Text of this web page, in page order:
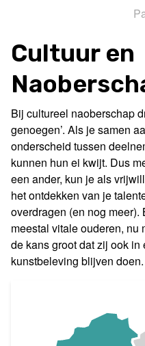
Cultuur en
Bij cultureel naoberschap
genoegen’. Als je samen
onderscheid tussen
kunnen hun ei kwijt. Dus
een ander, kun je als
het ontdekken van je
overdragen (en nog
meestal vitale ouderen, nu
de kans groot dat zij ook
kunstbeleving blijven doen.